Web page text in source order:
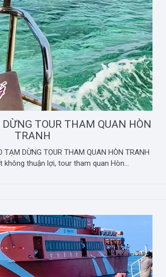
TOUR THAM QUAN HÒN
TRANH
DỪNG TOUR THAM QUAN HÒN TRANH
không thuận lợi, tour tham quan Hòn...